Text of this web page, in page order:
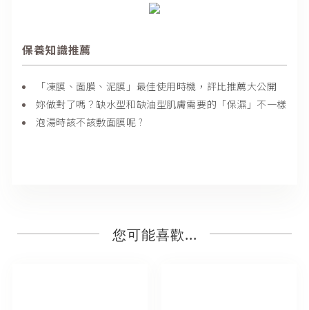
保養知識推薦
「凍膜、面膜、泥膜」最佳使用時機，評比推薦大公開
妳做對了嗎？缺水型和缺油型肌膚需要的「保濕」不一樣
泡湯時該不該敷面膜呢 ?
您可能喜歡...